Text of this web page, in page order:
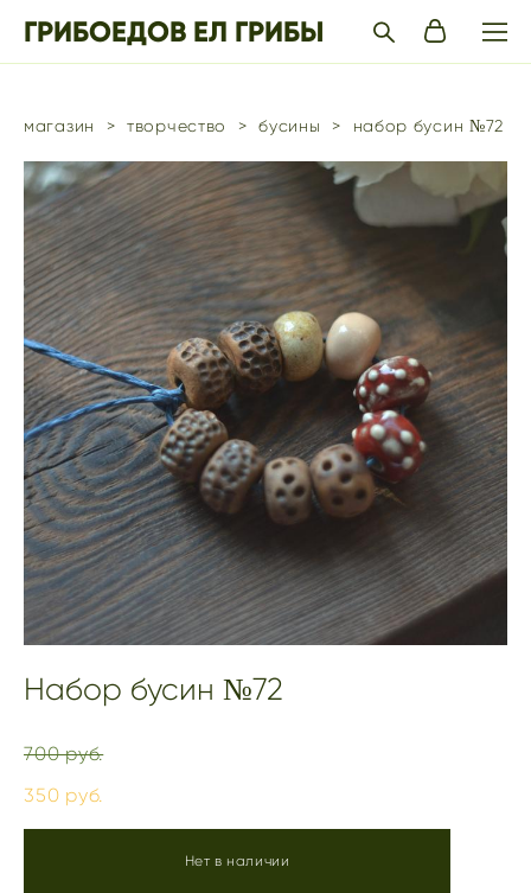
ГРИБОЕДОВ ЕЛ ГРИБЫ
магазин > творчество > бусины > набор бусин №72
Набор бусин №72
700 pуб.
350 pуб.
Нет в наличии